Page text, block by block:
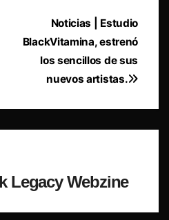
Noticias | Estudio
BlackVitamina, estrenó
los sencillos de sus
nuevos artistas.
Legacy Webzine